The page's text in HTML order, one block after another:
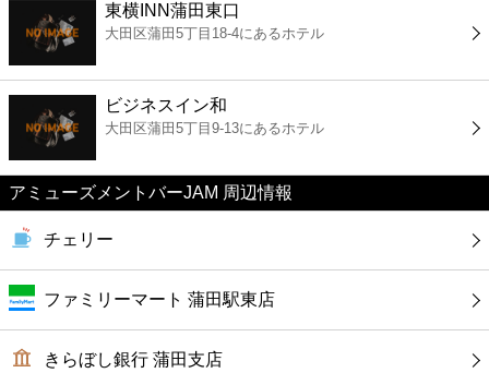
ファミレス
ファーストフード
カフェ
ショッピング
公共
病院
東横INN蒲田東口
大田区蒲田5丁目18-4にあるホテル
ビジネスイン和
大田区蒲田5丁目9-13にあるホテル
アミューズメントバーJAM 周辺情報
チェリー
ファミリーマート 蒲田駅東店
きらぼし銀行 蒲田支店